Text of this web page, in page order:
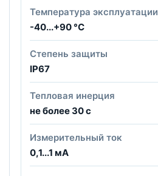
Температура эксплуатации
-40...+90 °C
Степень защиты
IP67
Тепловая инерция
не более 30 с
Измерительный ток
0,1...1 мА